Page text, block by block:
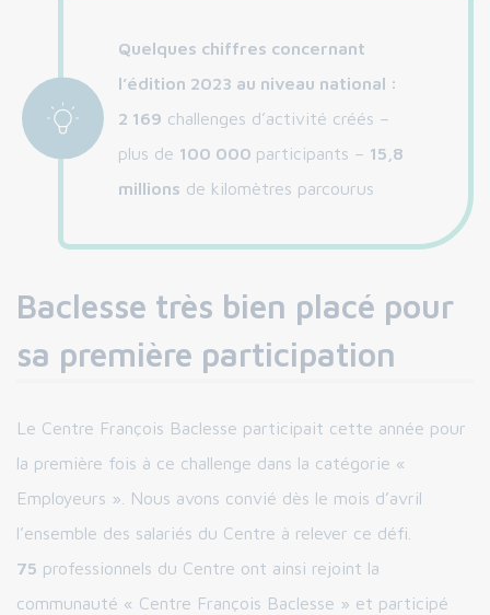
Quelques chiffres concernant
l’édition 2023 au niveau national :
2 169 challenges d’activité créés –
plus de 100 000 participants – 15,8
millions de kilomètres parcourus
Baclesse très bien placé pour
sa première participation
Le Centre François Baclesse participait cette année pour
la première fois à ce challenge dans la catégorie «
Employeurs ». Nous avons convié dès le mois d’avril
l’ensemble des salariés du Centre à relever ce défi.
75 professionnels du Centre ont ainsi rejoint la
communauté « Centre François Baclesse » et participé